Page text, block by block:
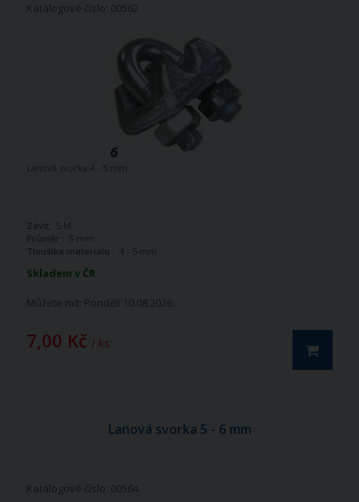
Katalogové číslo: 00562
Skladem v ČR
Můžete mít: Pondělí 10.08.2026
7,00 Kč / ks
Lanová svorka 4 - 5 mm
Závit:
5 M
Průměr :
5 mm
Tloušťka materiálu :
4 - 5 mm
Lanová svorka 5 - 6 mm
Katalogové číslo: 00564